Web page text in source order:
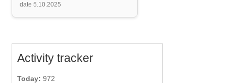
date 5.10.2025
Activity tracker
Today: 972